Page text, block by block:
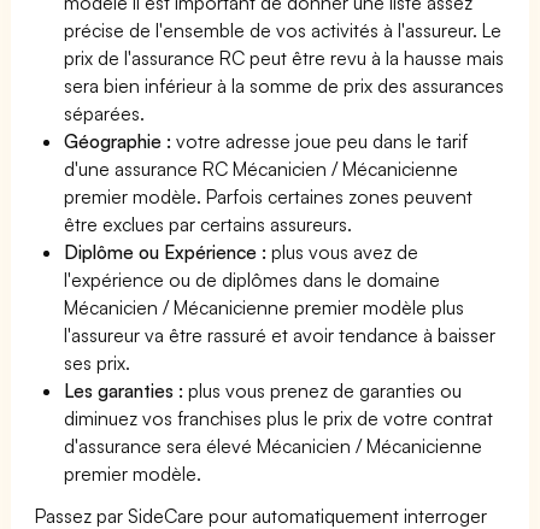
précise de l'ensemble de vos activités à l'assureur. Le
prix de l'assurance RC peut être revu à la hausse mais
sera bien inférieur à la somme de prix des assurances
séparées.
Géographie :votre adresse joue peu dans le tarif
d'une assurance RC Mécanicien / Mécanicienne
premier modèle. Parfois certaines zones peuvent
être exclues par certains assureurs.
Diplôme ou Expérience :plus vous avez de
l'expérience ou de diplômes dans le domaine
Mécanicien / Mécanicienne premier modèle plus
l'assureur va être rassuré et avoir tendance à baisser
ses prix.
Les garanties :plus vous prenez de garanties ou
diminuez vos franchises plus le prix de votre contrat
d'assurance sera élevé Mécanicien / Mécanicienne
premier modèle.
Passez par SideCare pour automatiquement interroger